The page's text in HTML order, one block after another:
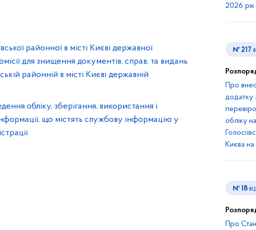
районної в місті Києві державної
для знищення документів, справ, та видань
районній в місті Києві державній
обліку, зберігання, використання і
що містять службову інформацію у
2026 рік
№ 217
Про
додатку
обліку
Києва
№ 18
Про